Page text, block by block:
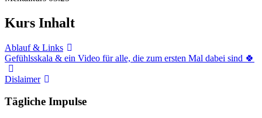
Kurs Inhalt
Ablauf & Links
Gefühlsskala & ein Video für alle, die zum ersten Mal dabei sind 🍀
Dislaimer
Tägliche Impulse